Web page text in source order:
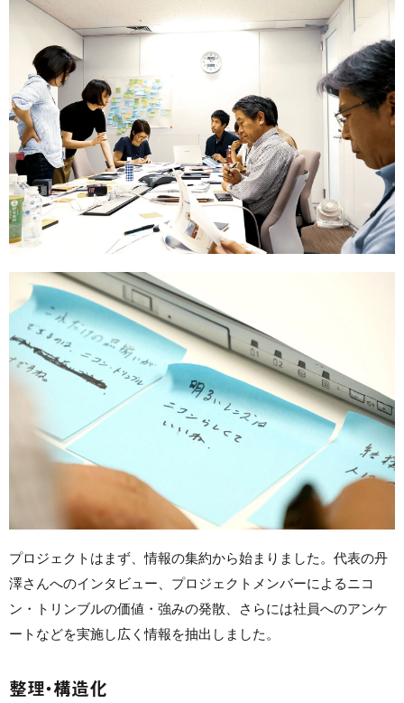
プロジェクトはまず、情報の集約から始まりました。代表の丹
澤さんへのインタビュー、プロジェクトメンバーによるニコ
ン・トリンブルの価値・強みの発散、さらには社員へのアンケ
ートなどを実施し広く情報を抽出しました。
整理・構造化